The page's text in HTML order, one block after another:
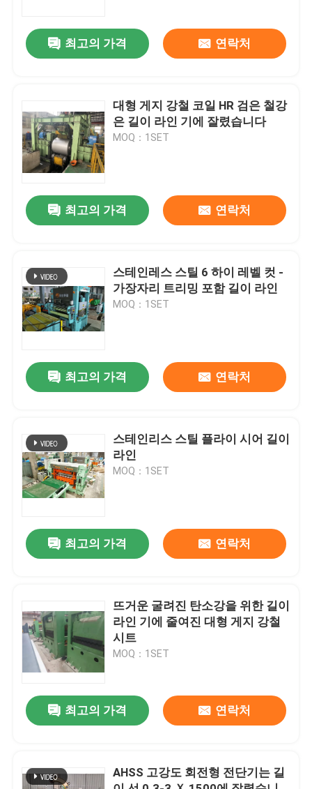
집
우리에 대하여
연락주세요
경우
금속 틈새선
정확성 틈새선
최고의 가격 연락처
대형 게지 강철 코일 HR 검은 철강
은 길이 라인 기에 잘렸습니다
MOQ：1SET
최고의 가격 연락처
스테인레스 스틸 6 하이 레벨 컷 -
가장자리 트리밍 포함 길이 라인
MOQ：1SET
최고의 가격 연락처
스테인리스 스틸 플라이 시어 길이
라인
MOQ：1SET
최고의 가격 연락처
뜨거운 굴려진 탄소강을 위한 길이
라인 기에 줄여진 대형 게지 강철
시트
MOQ：1SET
최고의 가격 연락처
AHSS 고강도 회전형 전단기는 길